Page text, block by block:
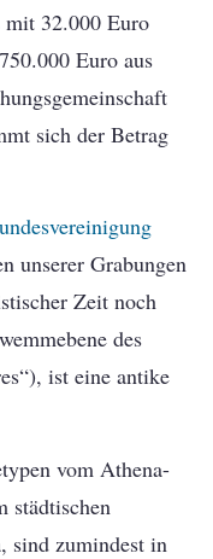
32.000 Euro
Euro aus
sich der Betrag
unserer Grabungen
Zeit noch
des
ist eine antike
vom Athena-
städtischen
sind zumindest in